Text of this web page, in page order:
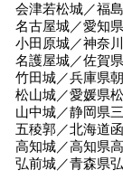
会津若松城／福
名古屋城／愛知
小田原城／神奈
名護屋城／佐賀
竹田城／兵庫県
松山城／愛媛県
山中城／静岡
五稜郭／北海道
高知城／高知
弘前城／青森県